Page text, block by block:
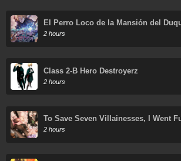
El Perro Loco de la Mansión del
2 hours
Class 2-B Hero Destroyerz
2 hours
To Save Seven Villainesses, I Went
2 hours